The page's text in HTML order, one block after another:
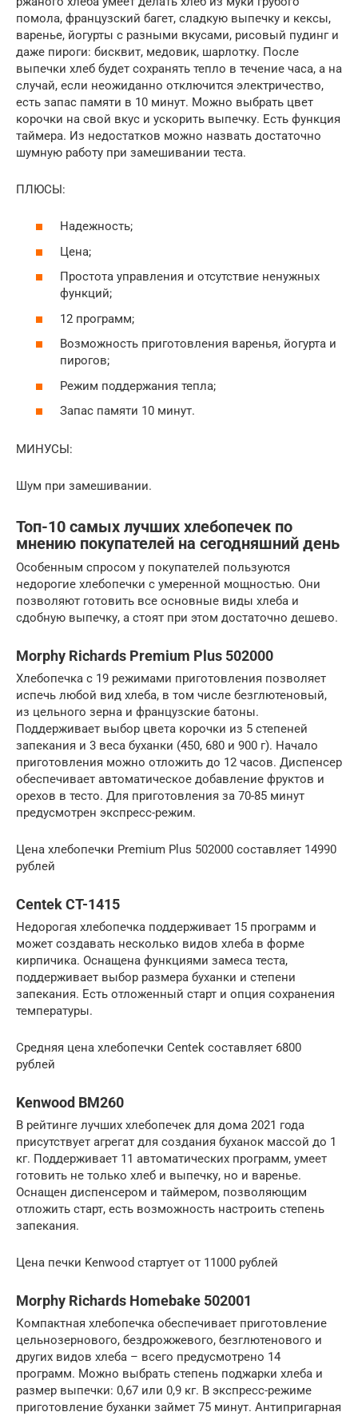
помола, французский багет, сладкую выпечку и кексы,
варенье, йогурты с разными вкусами, рисовый пудинг и
даже пироги: бисквит, медовик, шарлотку. После
выпечки хлеб будет сохранять тепло в течение часа, а на
случай, если неожиданно отключится электричество,
есть запас памяти в 10 минут. Можно выбрать цвет
корочки на свой вкус и ускорить выпечку. Есть функция
таймера. Из недостатков можно назвать достаточно
шумную работу при замешивании теста.
ПЛЮСЫ:
Надежность;
Цена;
Простота управления и отсутствие ненужных
функций;
12 программ;
Возможность приготовления варенья, йогурта и
пирогов;
Режим поддержания тепла;
Запас памяти 10 минут.
МИНУСЫ:
Шум при замешивании.
Топ-10 самых лучших хлебопечек по
мнению покупателей на сегодняшний день
Особенным спросом у покупателей пользуются
недорогие хлебопечки с умеренной мощностью. Они
позволяют готовить все основные виды хлеба и
сдобную выпечку, а стоят при этом достаточно дешево.
Morphy Richards Premium Plus 502000
Хлебопечка с 19 режимами приготовления позволяет
испечь любой вид хлеба, в том числе безглютеновый,
из цельного зерна и французские батоны.
Поддерживает выбор цвета корочки из 5 степеней
запекания и 3 веса буханки (450, 680 и 900 г). Начало
приготовления можно отложить до 12 часов. Диспенсер
обеспечивает автоматическое добавление фруктов и
орехов в тесто. Для приготовления за 70-85 минут
предусмотрен экспресс-режим.
Цена хлебопечки Premium Plus 502000 составляет 14990
рублей
Centek CT-1415
Недорогая хлебопечка поддерживает 15 программ и
может создавать несколько видов хлеба в форме
кирпичика. Оснащена функциями замеса теста,
поддерживает выбор размера буханки и степени
запекания. Есть отложенный старт и опция сохранения
температуры.
Средняя цена хлебопечки Centek составляет 6800
рублей
Kenwood BM260
В рейтинге лучших хлебопечек для дома 2021 года
присутствует агрегат для создания буханок массой до 1
кг. Поддерживает 11 автоматических программ, умеет
готовить не только хлеб и выпечку, но и варенье.
Оснащен диспенсером и таймером, позволяющим
отложить старт, есть возможность настроить степень
запекания.
Цена печки Kenwood стартует от 11000 рублей
Morphy Richards Homebake 502001
Компактная хлебопечка обеспечивает приготовление
цельнозернового, бездрожжевого, безглютенового и
других видов хлеба – всего предусмотрено 14
программ. Можно выбрать степень поджарки хлеба и
размер выпечки: 0,67 или 0,9 кг. В экспресс-режиме
приготовление буханки займет 75 минут. Антипригарная